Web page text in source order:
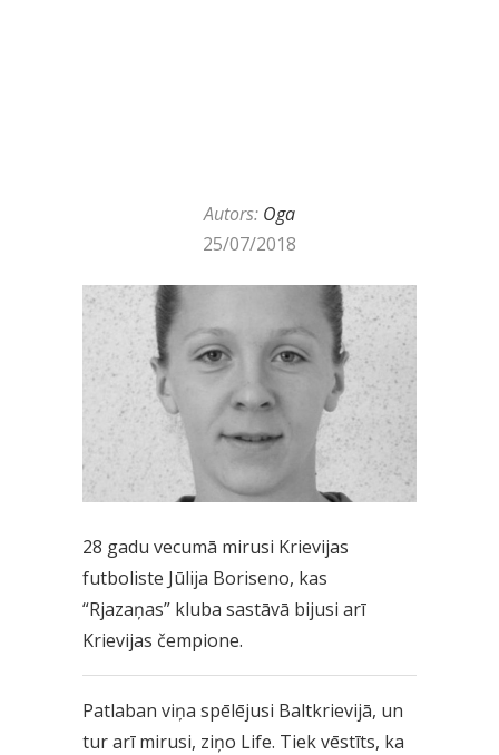
Autors: Oga
25/07/2018
28 gadu vecumā mirusi Krievijas
futboliste Jūlija Boriseno, kas
“Rjazaņas” kluba sastāvā bijusi arī
Krievijas čempione.
Patlaban viņa spēlējusi Baltkrievijā, un
tur arī mirusi, ziņo Life. Tiek vēstīts, ka